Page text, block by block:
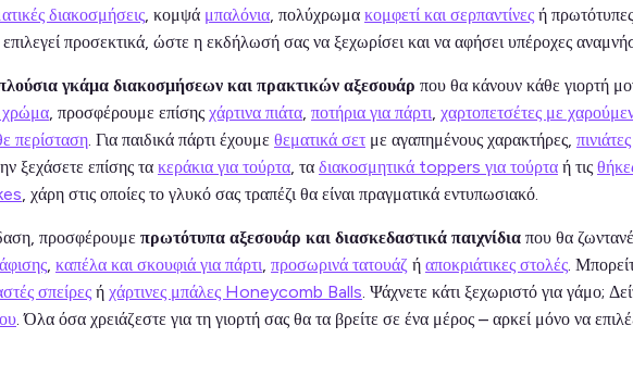
διακοσμήσεις, κομψά μπαλόνια, πολύχρωμα κομφετί και σερπαντίνες ή πρωτότυπες
επιλεγεί προσεκτικά, ώστε η εκδήλωσή σας να ξεχωρίσει και να αφήσει υπέροχες
γκάμα διακοσμήσεων και πρακτικών αξεσουάρ που θα κάνουν κάθε γιορτή
χρώμα, προσφέρουμε επίσης χάρτινα πιάτα, ποτήρια για πάρτι, χαρτοπετσέτες με
περίσταση. Για παιδικά πάρτι έχουμε θεματικά σετ με αγαπημένους χαρακτήρες, πινιάτες
ξεχάσετε επίσης τα κεράκια για τούρτα, τα διακοσμητικά toppers για τούρτα ή τις
, χάρη στις οποίες το γλυκό σας τραπέζι θα είναι πραγματικά εντυπωσιακό.
προσφέρουμε πρωτότυπα αξεσουάρ και διασκεδαστικά παιχνίδια που θα
, καπέλα και σκουφιά για πάρτι, προσωρινά τατουάζ ή αποκριάτικες στολές.
σπείρες ή χάρτινες μπάλες Honeycomb Balls. Ψάχνετε κάτι ξεχωριστό για γάμο;
. Όλα όσα χρειάζεστε για τη γιορτή σας θα τα βρείτε σε ένα μέρος – αρκεί μόνο να